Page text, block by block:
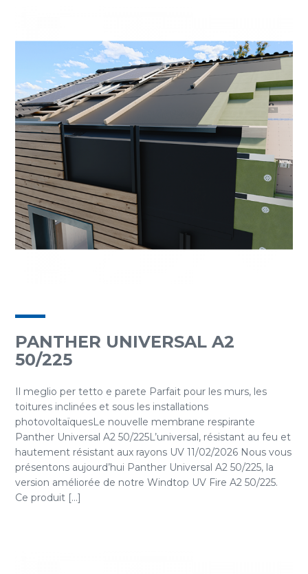
PANTHER UNIVERSAL A2
50/225
Il meglio per tetto e parete Parfait pour les murs, les
toitures inclinées et sous les installations
photovoltaïquesLe nouvelle membrane respirante
Panther Universal A2 50/225L’universal, résistant au feu et
hautement résistant aux rayons UV 11/02/2026 Nous vous
présentons aujourd’hui Panther Universal A2 50/225, la
version améliorée de notre Windtop UV Fire A2 50/225.
Ce produit [...]